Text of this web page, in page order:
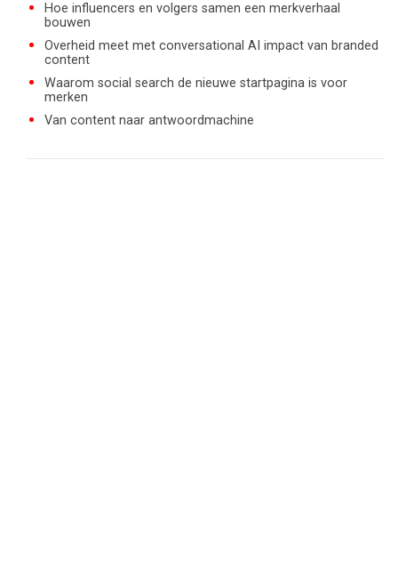
Hoe influencers en volgers samen een merkverhaal
bouwen
Overheid meet met conversational AI impact van branded
content
Waarom social search de nieuwe startpagina is voor
merken
Van content naar antwoordmachine